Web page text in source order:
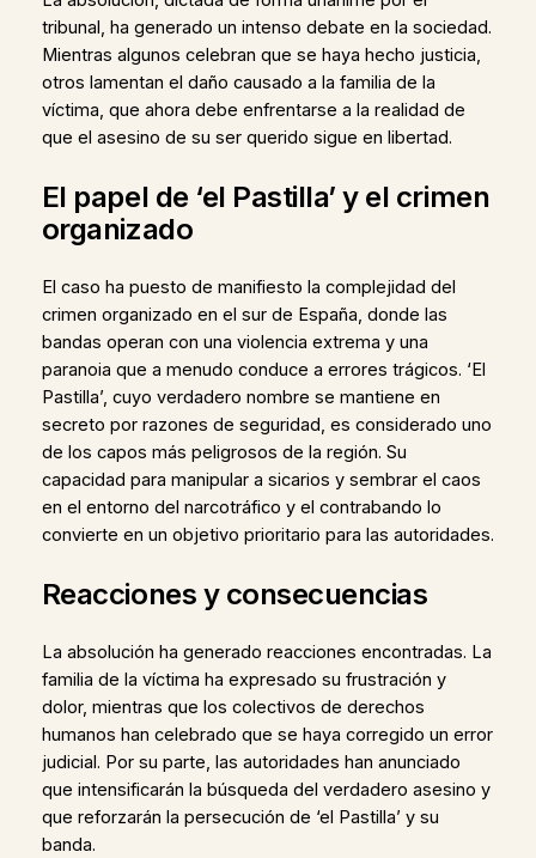
tribunal, ha generado un intenso debate en la sociedad.
Mientras algunos celebran que se haya hecho justicia,
otros lamentan el daño causado a la familia de la
víctima, que ahora debe enfrentarse a la realidad de
que el asesino de su ser querido sigue en libertad.
El papel de ‘el Pastilla’ y el crimen
organizado
El caso ha puesto de manifiesto la complejidad del
crimen organizado en el sur de España, donde las
bandas operan con una violencia extrema y una
paranoia que a menudo conduce a errores trágicos. ‘El
Pastilla’, cuyo verdadero nombre se mantiene en
secreto por razones de seguridad, es considerado uno
de los capos más peligrosos de la región. Su
capacidad para manipular a sicarios y sembrar el caos
en el entorno del narcotráfico y el contrabando lo
convierte en un objetivo prioritario para las autoridades.
Reacciones y consecuencias
La absolución ha generado reacciones encontradas. La
familia de la víctima ha expresado su frustración y
dolor, mientras que los colectivos de derechos
humanos han celebrado que se haya corregido un error
judicial. Por su parte, las autoridades han anunciado
que intensificarán la búsqueda del verdadero asesino y
que reforzarán la persecución de ‘el Pastilla’ y su
banda.